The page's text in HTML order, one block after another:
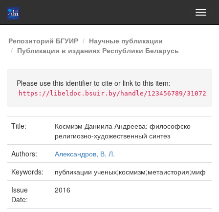
Skip
navigation
Репозиторий БГУИР
Научные публикации
Публикации в изданиях Республики Беларусь
Please use this identifier to cite or link to this item:
https://libeldoc.bsuir.by/handle/123456789/31072
Title:
Космизм Даниила Андреева: философско-
религиозно-художественный синтез
Authors:
Александров, В. Л.
Keywords:
публикации ученых;космизм;метаистория;миф
Issue
Date:
2016